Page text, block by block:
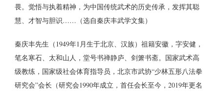
畏。觉悟与执着精神，为中国传统武术的历史传承，发挥其聪
慧、才智与胆识……（选自秦庆丰武学文集）
秦庆丰先生（1949年1月生于北京、汉族）祖籍安徽，字安健，
笔名寒石、太和山人，堂号书禅静庐、剑箫书斋。国家武术高
级教练，国家级社会体育指导员，北京市武协“少林五形八法拳
研究会”会长（研究会1990年成立，首任会长至今，2019年更名